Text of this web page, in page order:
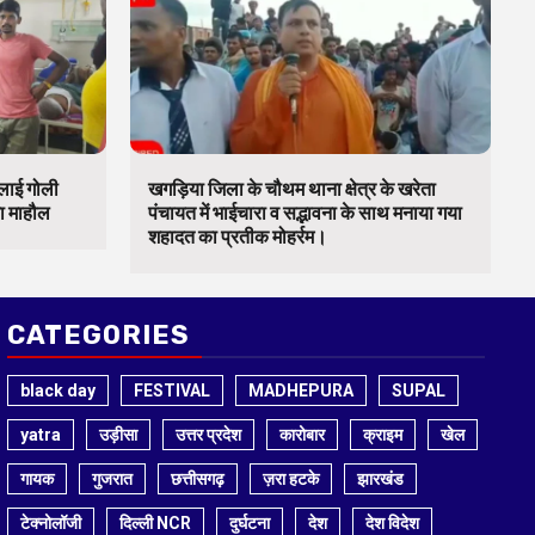
गोली
माहौल
खगड़िया जिला के चौथम थाना क्षेत्र के खरेता
पंचायत में भाईचारा व सद्भावना के साथ मनाया गया
शहादत का प्रतीक मोहर्रम।
CATEGORIES
black day FESTIVAL MADHEPURA SUPAL
yatra उड़ीसा उत्तर प्रदेश कारोबार क्राइम खेल
गायक गुजरात छत्तीसगढ़ ज़रा हटके झारखंड
टेक्नोलॉजी दिल्ली NCR दुर्घटना देश देश विदेश